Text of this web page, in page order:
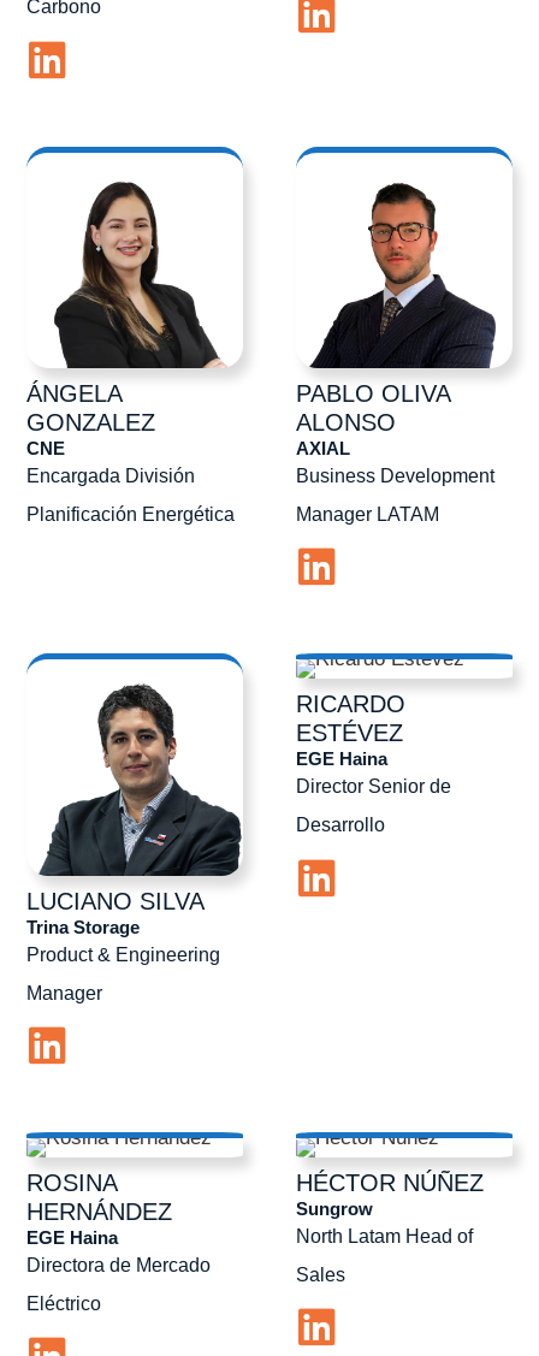
Carbono
ÁNGELA
GONZALEZ
Encargada División
Planificación Energética
CNE
PABLO OLIVA
ALONSO
Business Development
Manager LATAM
AXIAL
LUCIANO SILVA
Product & Engineering
Manager
Trina Storage
RICARDO
ESTÉVEZ
Director Senior de
Desarrollo
EGE Haina
ROSINA
HERNÁNDEZ
Directora de Mercado
Eléctrico
EGE Haina
HÉCTOR NÚÑEZ
North Latam Head of
Sales
Sungrow